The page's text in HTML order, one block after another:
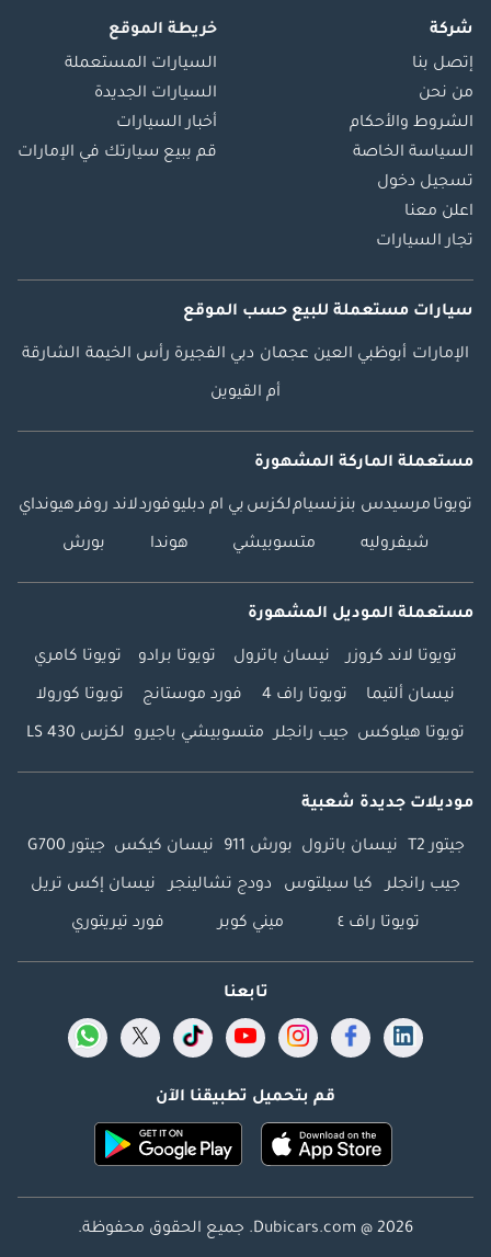
شركة
إتصل بنا
من نحن
الشروط والأحكام
السياسة الخاصة
تسجيل دخول
اعلن معنا
تجار السيارات
خريطة الموقع
السيارات المستعملة
السيارات الجديدة
أخبار السيارات
قم ببيع سيارتك في الإمارات
سيارات مستعملة للبيع حسب الموقع
الإمارات أبوظبي العين عجمان دبي الفجيرة رأس الخيمة الشارقة
أم القيوين
مستعملة الماركة المشهورة
تويوتا مرسيدس بنزنسياملكزس بي ام دبليوفوردلاند روفرهيونداي
شيفروليه متسوبيشي هوندا بورش
مستعملة الموديل المشهورة
تويوتا لاند كروزر نيسان باترول تويوتا برادو تويوتا كامري
نيسان ألتيما تويوتا راف 4 فورد موستانج تويوتا كورولا
تويوتا هيلوكس جيب رانجلر متسوبيشي باجيرو لكزس LS 430
موديلات جديدة شعبية
جيتور T2 نيسان باترول بورش 911 نيسان كيكس جيتور G700
جيب رانجلر كيا سيلتوس دودج تشالينجر نيسان إكس تريل
تويوتا راف ٤ ميني كوبر فورد تيريتوري
تابعنا
قم بتحميل تطبيقنا الآن
Dubicars.com @ 2026. جميع الحقوق محفوظة.